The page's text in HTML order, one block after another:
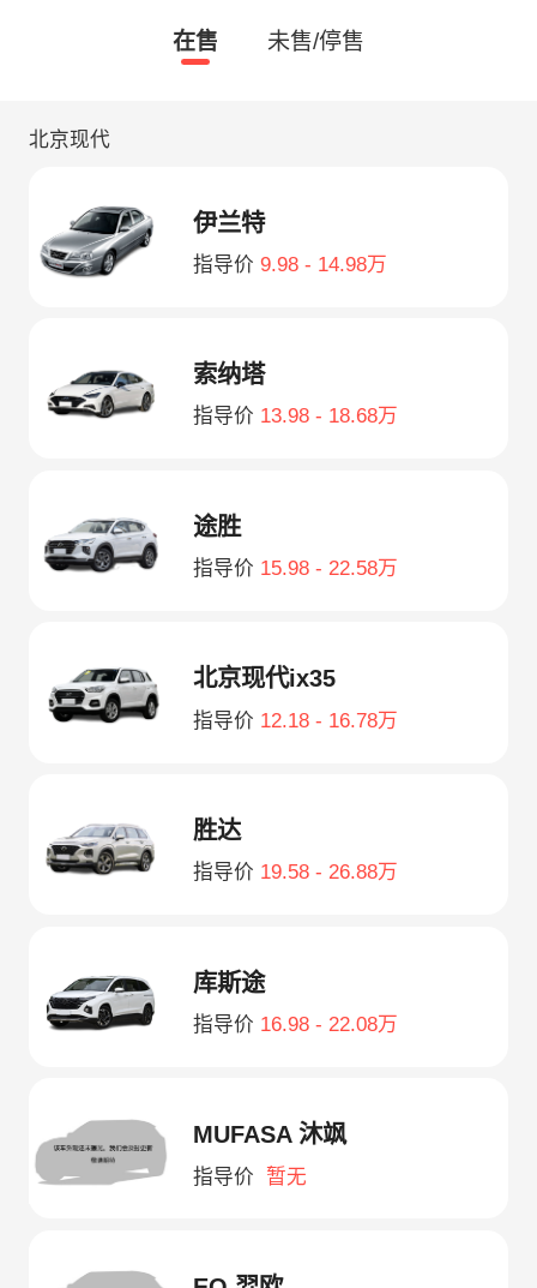
在售 未售/停售
北京现代
伊兰特
指导价 9.98 - 14.98万
索纳塔
指导价 13.98 - 18.68万
途胜
指导价 15.98 - 22.58万
北京现代ix35
指导价 12.18 - 16.78万
胜达
指导价 19.58 - 26.88万
库斯途
指导价 16.98 - 22.08万
MUFASA 沐飒
指导价 暂无